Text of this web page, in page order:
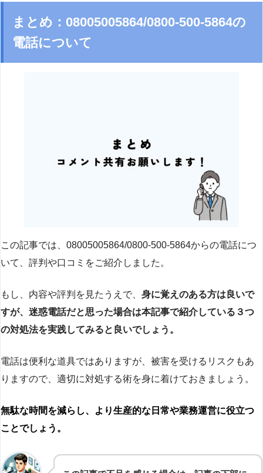
まとめ：08005005864/0800-500-5864の
電話について
この記事では、08005005864/0800-500-5864からの電話につ
いて、評判や口コミをご紹介しました。
もし、内容や評判を見たうえで、 身に覚えのある方は良いで
すが、迷惑電話だと思った場合は本記事で紹介している３つ
の対処法を実践してみると良いでしょう。
電話は便利な道具ではありますが、被害を受けるリスクもあ
りますので、適切に対処する術を身に着けておきましょう。
無駄な時間を減らし、より生産的な日常や業務運営に役立つ
ことでしょう。